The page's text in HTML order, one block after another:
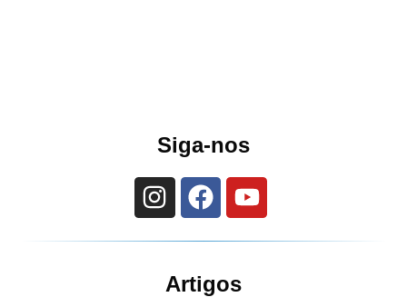
Siga-nos
Artigos